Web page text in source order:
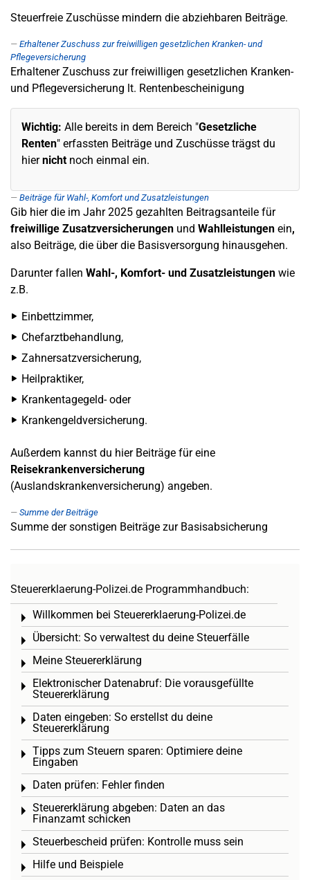
Steuerfreie Zuschüsse mindern die abziehbaren Beiträge.
Erhaltener Zuschuss zur freiwilligen gesetzlichen Kranken- und
Pflegeversicherung
Erhaltener Zuschuss zur freiwilligen gesetzlichen Kranken-
und Pflegeversicherung lt. Rentenbescheinigung
Wichtig: Alle bereits in dem Bereich "Gesetzliche
Renten" erfassten Beiträge und Zuschüsse trägst du
hiernichtnoch einmal ein.
Beiträge für Wahl-, Komfort und Zusatzleistungen
Gib hier die im Jahr 2025 gezahlten Beitragsanteile für
freiwillige Zusatzversicherungen und Wahlleistungen ein,
also Beiträge, die über die Basisversorgung hinausgehen.
Darunter fallen Wahl-, Komfort- und Zusatzleistungen wie
z.B.
Einbettzimmer,
Chefarztbehandlung,
Zahnersatzversicherung,
Heilpraktiker,
Krankentagegeld- oder
Krankengeldversicherung.
Außerdem kannst du hier Beiträge für eine
Reisekrankenversicherung
(Auslandskrankenversicherung) angeben.
Summe der Beiträge
Summe der sonstigen Beiträge zur Basisabsicherung
Steuererklaerung-Polizei.de Programmhandbuch:
Willkommen bei Steuererklaerung-Polizei.de
Toggle menu
Übersicht: So verwaltest du deine Steuerfälle
Toggle menu
Meine Steuererklärung
Toggle menu
Elektronischer Datenabruf: Die vorausgefüllte
Steuererklärung
Toggle menu
Daten eingeben: So erstellst du deine
Steuererklärung
Toggle menu
Tipps zum Steuern sparen: Optimiere deine
Eingaben
Toggle menu
Daten prüfen: Fehler finden
Toggle menu
Steuererklärung abgeben: Daten an das
Finanzamt schicken
Toggle menu
Steuerbescheid prüfen: Kontrolle muss sein
Toggle menu
Hilfe und Beispiele
Toggle menu